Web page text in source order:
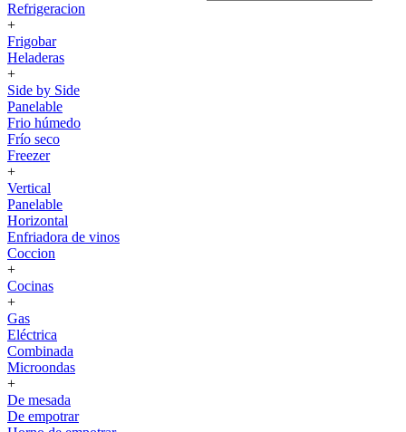
Refrigeracion
+
Frigobar
Heladeras
+
Side by Side
Panelable
Frio húmedo
Frío seco
Freezer
+
Vertical
Panelable
Horizontal
Enfriadora de vinos
Coccion
+
Cocinas
+
Gas
Eléctrica
Combinada
Microondas
+
De mesada
De empotrar